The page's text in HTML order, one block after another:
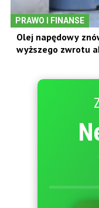
PRAWO I FINANSE
Olej napędowy
wyższego zwrotu